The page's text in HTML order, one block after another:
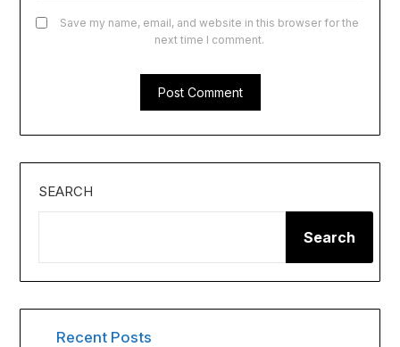
Save my name, email, and website in this browser for the
next time I comment.
SEARCH
Search
Recent Posts